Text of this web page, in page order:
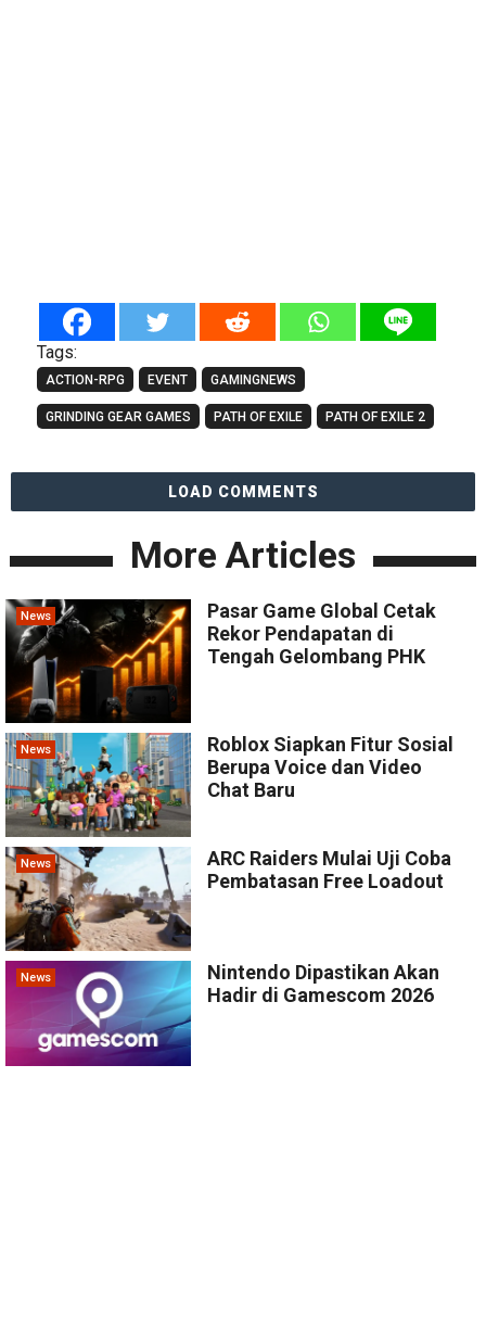
Tags:
ACTION-RPG EVENT GAMINGNEWS
GRINDING GEAR GAMES PATH OF EXILE PATH OF EXILE 2
LOAD COMMENTS
More Articles
News
Pasar Game Global Cetak
Rekor Pendapatan di
Tengah Gelombang PHK
News
Roblox Siapkan Fitur Sosial
Berupa Voice dan Video
Chat Baru
News
ARC Raiders Mulai Uji Coba
Pembatasan Free Loadout
News
Nintendo Dipastikan Akan
Hadir di Gamescom 2026